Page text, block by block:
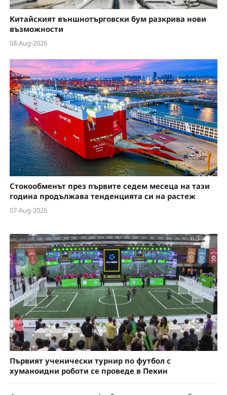
Китайският външнотърговски бум разкрива нови
възможности
08-Aug-2026
Стокообменът през първите седем месеца на тази
година продължава тенденцията си на растеж
07-Aug-2026
Първият ученически турнир по футбол с
хуманоидни роботи се проведе в Пекин